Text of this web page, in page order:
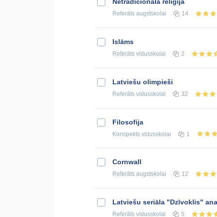
Referāts augstskolai 14
Islāms
Referāts vidusskolai 2
Latviešu olimpieši
Referāts vidusskolai 32
Filosofija
Konspekts vidusskolai 1
Cornwall
Referāts augstskolai 12
Latviešu seriāla "Dzīvoklis"
Referāts vidusskolai 5